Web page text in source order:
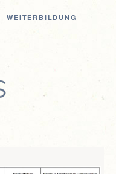
WEI­TER­BIL­DUNG